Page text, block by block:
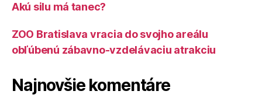
Akú silu má tanec?
ZOO Bratislava vracia do svojho areálu
obľúbenú zábavno-vzdelávaciu atrakciu
Najnovšie komentáre